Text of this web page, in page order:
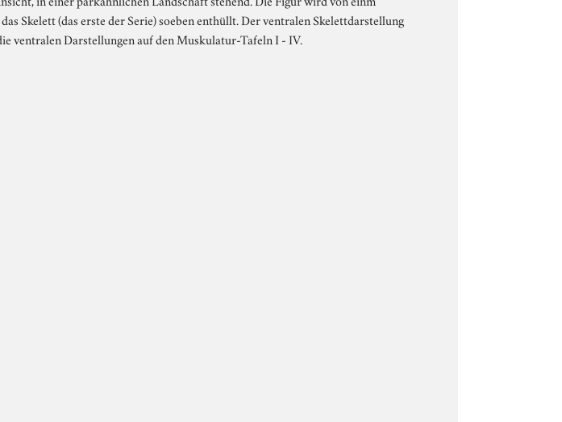
Skelett (das erste der Serie) soeben enthüllt. Der ventralen Skelettdarstellung
ventralen Darstellungen auf den Muskulatur-Tafeln I - IV.